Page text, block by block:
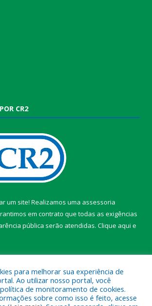
CR2
um site! Realizamos uma assessoria
em contrato que todas as exigências
pública serão atendidas. Clique aqui e
para melhorar sua experiência de
Ao utilizar nosso portal, você
de monitoramento de cookies.
sobre como isso é feito, acesse